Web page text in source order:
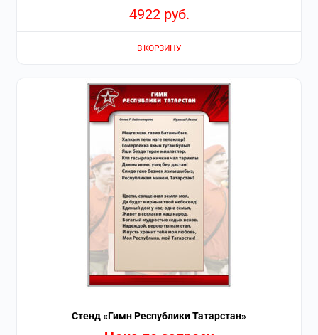
4922 руб.
В КОРЗИНУ
Стенд «Гимн Республики Татарстан»